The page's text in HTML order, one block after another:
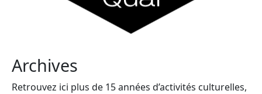
Archives
Retrouvez ici plus de 15 années d’activités culturelles,